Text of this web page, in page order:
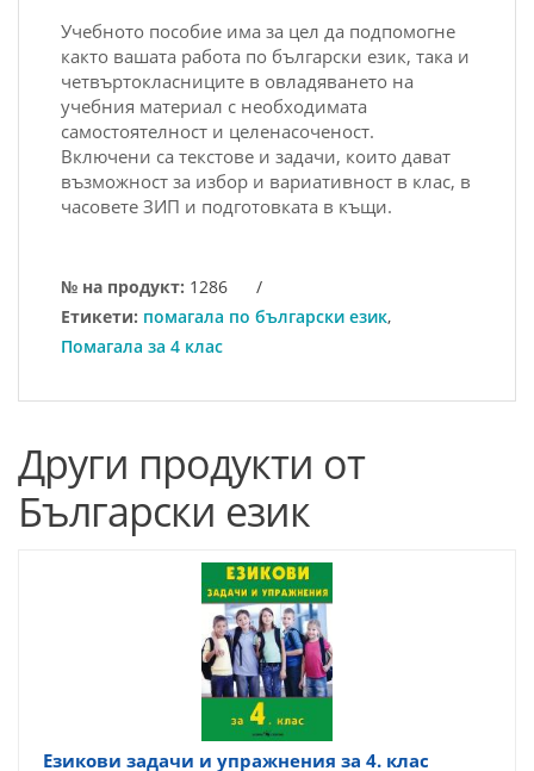
Учебното пособие има за цел да подпомогне
както вашата работа по български език, така и
четвъртокласниците в овладяването на
учебния материал с необходимата
самостоятелност и целенасоченост.
Включени са текстове и задачи, които дават
възможност за избор и вариативност в клас, в
часовете ЗИП и подготовката в къщи.
№ на продукт: 1286
/
Етикети: помагала по български език,
Помагала за 4 клас
Други продукти от
Български език
Езикови задачи и упражнения за 4. клас